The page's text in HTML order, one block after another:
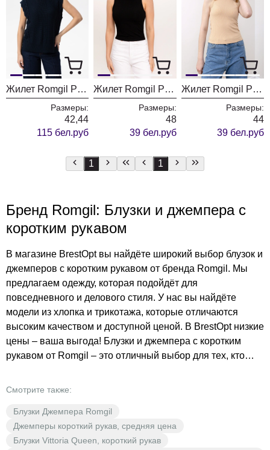
Жилет Romgil РВ0108-ШЕ5 темно-синий
Размеры:
42,44
115 бел.руб
Жилет Romgil РП0031-ВИ4 черный
Размеры:
48
39 бел.руб
Жилет Romgil РП0031-ВИ4 крем-брюле
Размеры:
44
39 бел.руб
1 1
Бренд Romgil: Блузки и джемпера с
коротким рукавом
В магазине BrestOpt вы найдёте широкий выбор блузок и
джемперов с коротким рукавом от бренда Romgil. Мы
предлагаем одежду, которая подойдёт для
повседневного и делового стиля. У нас вы найдёте
модели из хлопка и трикотажа, которые отличаются
высоким качеством и доступной ценой. В BrestOpt низкие
цены – ваша выгода! Блузки и джемпера с коротким
рукавом от Romgil – это отличный выбор для тех, кто
создания образов на каждый день, а также для деловых
BrestOpt вы сможете подобрать одежду, которая
подчеркнёт вашу индивидуальность и стиль. Выбирайте
блузки и джемпера с коротким рукавом от Romgil в
Смотрите также:
Блузки Джемпера Romgil
Джемперы короткий рукав, средняя цена
Блузки Vittoria Queen, короткий рукав